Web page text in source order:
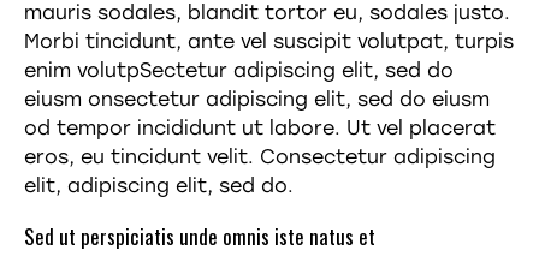
mauris sodales, blandit tortor eu, sodales justo.
Morbi tincidunt, ante vel suscipit volutpat, turpis
enim volutpSectetur adipiscing elit, sed do
eiusm onsectetur adipiscing elit, sed do eiusm
od tempor incididunt ut labore. Ut vel placerat
eros, eu tincidunt velit. Consectetur adipiscing
elit, adipiscing elit, sed do.
Sed ut perspiciatis unde omnis iste natus et